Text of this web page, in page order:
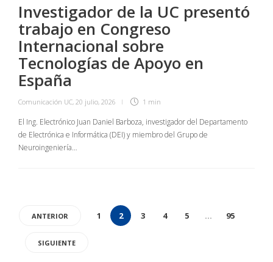
Investigador de la UC presentó
trabajo en Congreso
Internacional sobre
Tecnologías de Apoyo en
España
Comunicación UC, 20 julio, 2026 1 min
El Ing. Electrónico Juan Daniel Barboza, investigador del Departamento
de Electrónica e Informática (DEI) y miembro del Grupo de
Neuroingeniería…
ANTERIOR 1 2 3 4 5 … 95
SIGUIENTE